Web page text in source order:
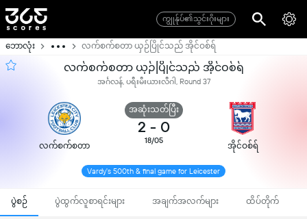
ကျွုန်ုပ်၏သွင်းဂိုးများ
ဘောလုံး လက်စက်စတာ ယှဉ်ပြိုင်သည် အိုင်ဝစ်ရ်
လက်စက်စတာ ယှဉ်ပြိုင်သည် အိုင်ဝစ်ရ်
အင်္ဂလန်, ပရီးမီးယားလီဂါ, Round 37
လက်စက်စတာ
အဆုံးသတ်ပြီး
2 - 0
18/05
အိုင်ဝစ်ရ်
Vardy's 500th & final game for Leicester
ပွဲစဉ် ပွဲထွက်လူစာရင်းများ အချက်အလက်များ ထိပ်တိုက်